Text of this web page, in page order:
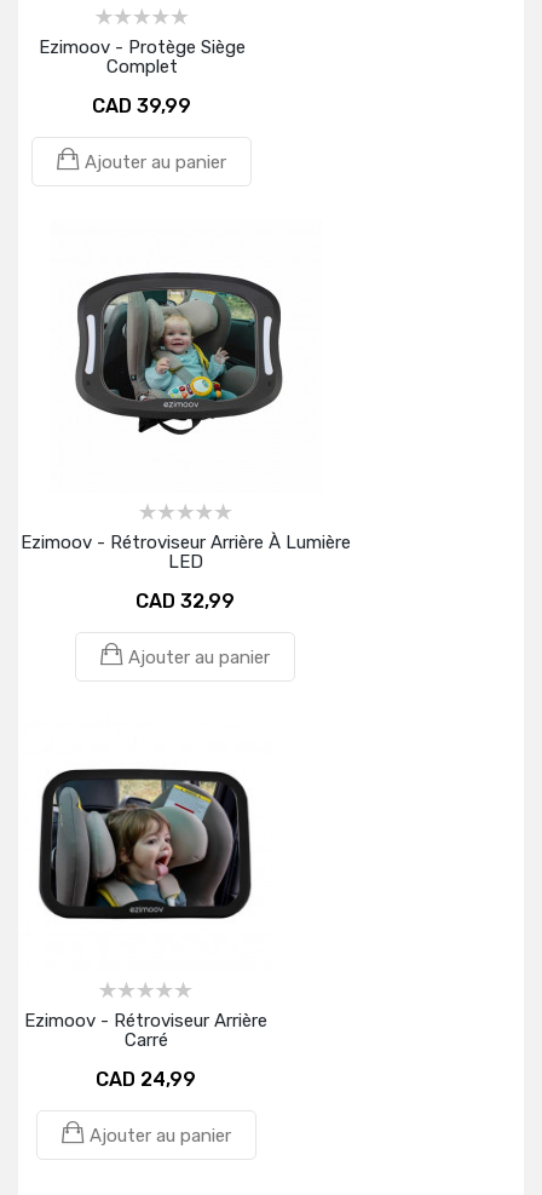
Ezimoov - Protège Siège
Complet
CAD 39,99
Ajouter au panier
Ezimoov - Rétroviseur Arrière À Lumière
LED
CAD 32,99
Ajouter au panier
Ezimoov - Rétroviseur Arrière
Carré
CAD 24,99
Ajouter au panier